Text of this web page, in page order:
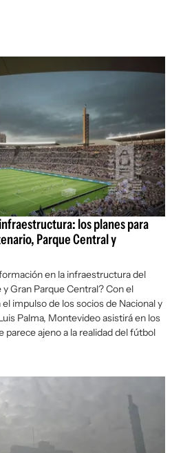
los planes para
Parque Central y
en la infraestructura del
Gran Parque Central? Con el
impulso de los socios de Nacional y
Palma, Montevideo asistirá en los
parece ajeno a la realidad del fútbol